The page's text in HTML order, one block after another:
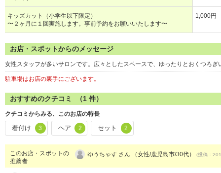
キッズカット（小学生以下限定）
〜２ヶ月に１回実施します。事前予約をお願いいたします〜
1,000円
お店・スポットからのメッセージ
女性スタッフが多いサロンです。広々としたスペースで、ゆったりとおくつろ
駐車場はお店の裏手にございます。
おすすめのクチコミ （1 件）
クチコミからみる、このお店の特長
着付け 3 ヘア 2 セット 2
このお店・スポットの
推薦者
ゆうちゃす さん （女性/鹿児島市/30代） (投稿：